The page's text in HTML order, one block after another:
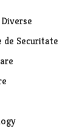
de Securitate